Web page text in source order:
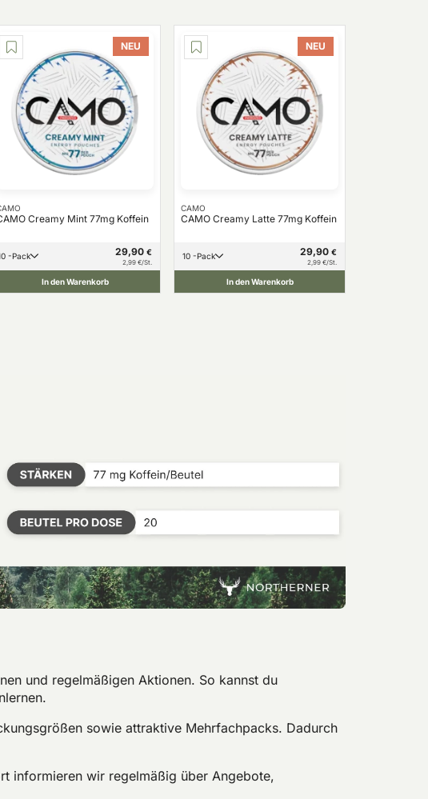
NEU
Creamy Mint 77mg Koffein
10 -Pack 29,90€
2,99 €/St.
In den Warenkorb
NEU
CAMO
CAMO Creamy Latte 77mg Koffein
10 -Pack 29,90 €
2,99 €/St.
In den Warenkorb
und regelmäßigen Aktionen. So kannst du
sowie attraktive Mehrfachpacks. Dadurch
informieren wir regelmäßig über Angebote,